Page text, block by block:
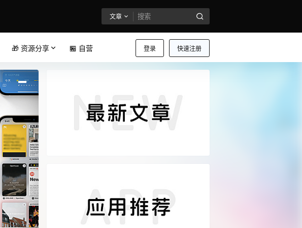
文章
登录 快速注册
🎁 资源分享 🏪 自营